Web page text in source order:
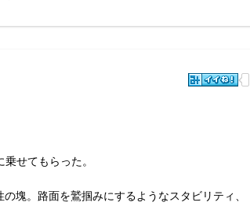
せてもらった。
塊。路面を鷲掴みにするようなスタビリティ、